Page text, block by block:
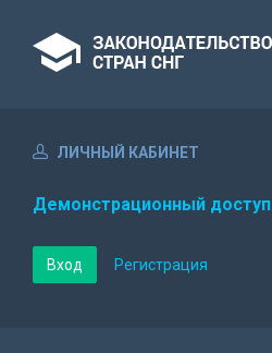
ЛИЧНЫЙ КАБИНЕТ
Демонстрационный доступ
Вход Регистрация